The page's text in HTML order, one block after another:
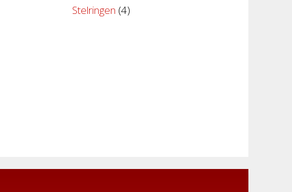
Stelringen (4)